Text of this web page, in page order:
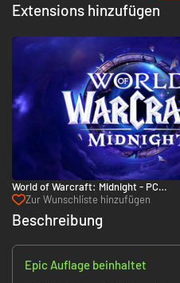
Extensions hinzufügen
World of Warcraft: Midnight - PC
(Battle.net)
Zur Wunschliste hinzufügen
Beschreibung
Epic Auflage beinhaltet